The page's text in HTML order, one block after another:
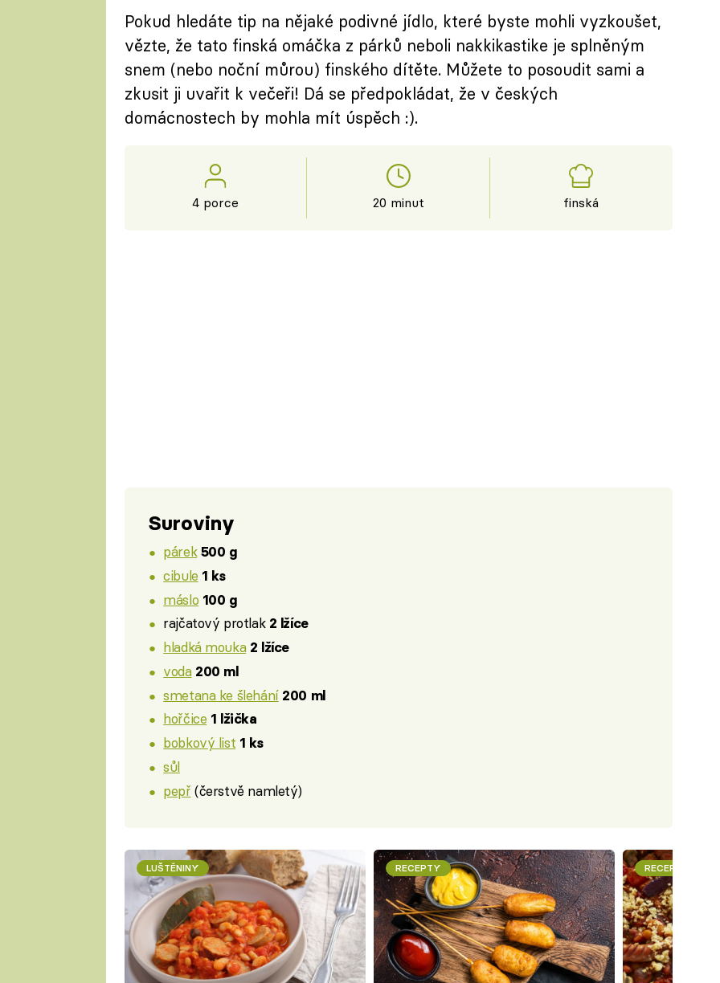
Pokud hledáte tip na nějaké podivné jídlo, které byste mohli vyzkoušet,
vězte, že tato finská omáčka z párků neboli nakkikastike je splněným
snem (nebo noční můrou) finského dítěte. Můžete to posoudit sami a
zkusit ji uvařit k večeři! Dá se předpokládat, že v českých
domácnostech by mohla mít úspěch :).
4 porce 20 minut finská
Suroviny
párek 500 g
cibule 1 ks
máslo 100 g
rajčatový protlak 2 lžíce
hladká mouka 2 lžíce
voda 200 ml
smetana ke šlehání 200 ml
hořčice 1 lžička
bobkový list 1 ks
sůl
pepř (čerstvě namletý)
LUŠTĚNINY RECEPTY RECEPTY